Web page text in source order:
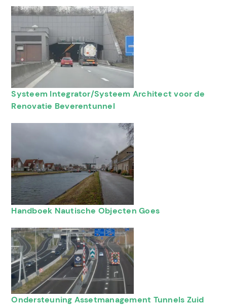
Systeem Integrator/Systeem Architect voor de
Renovatie Beverentunnel
Handboek Nautische Objecten Goes
Ondersteuning Assetmanagement Tunnels Zuid